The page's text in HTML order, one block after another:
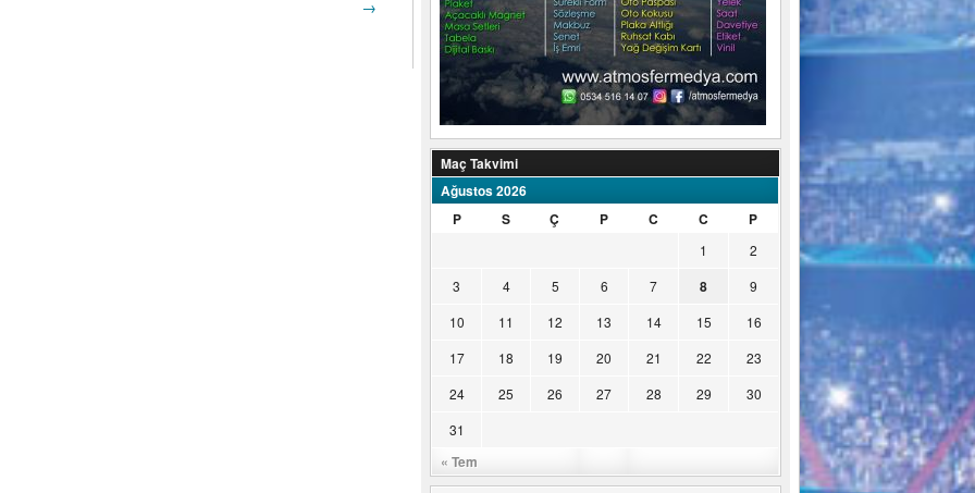
→
Maç Takvimi
Ağustos 2026
P
S Ç P C C P
« Tem
1
2
3
4 5 6 7 8
9
10
11 12 13 14 15
16
17
18 19 20 21 22
23
24
25 26 27 28 29
30
31